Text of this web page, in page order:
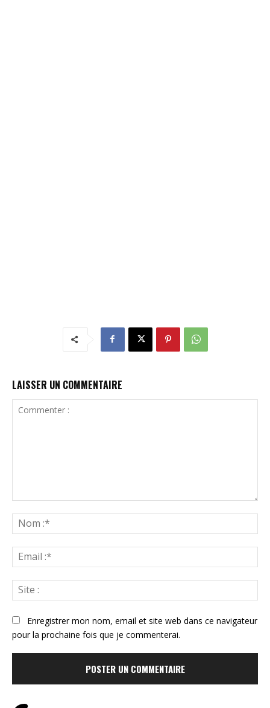
LAISSER UN COMMENTAIRE
:*
:*
:
Enregistrer mon nom, email et site web dans ce navigateur
pour la prochaine fois que je commenterai.